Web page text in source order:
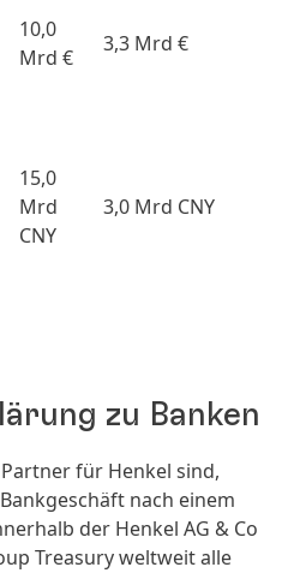
10,0
Mrd €
3,3 Mrd €
15,0
Mrd
CNY
3,0 Mrd CNY
zu Banken
für Henkel sind,
nach einem
der Henkel AG & Co
Treasury weltweit alle